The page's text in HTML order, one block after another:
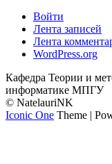
Войти
Лента записей
Лента
WordPress.org
Кафедра Теории и
информатике МПГУ
© NatelauriNK
Iconic One Theme |